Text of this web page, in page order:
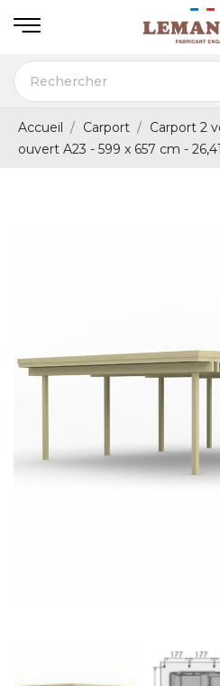
Accueil Carport
Carport 2
ouvert A23 - 599 x 657 cm -